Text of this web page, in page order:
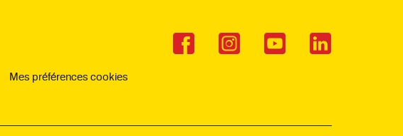
Mes préférences cookies